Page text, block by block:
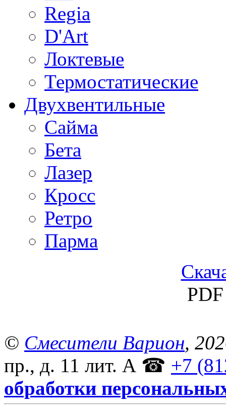
Regia
D'Art
Локтевые
Термостатические
Двухвентильные
Сайма
Бета
Лазер
Кросс
Ретро
Парма
© Смесители Варион,
пр., д. 11 лит. А ☎ +7
обработки